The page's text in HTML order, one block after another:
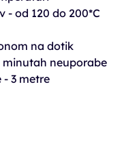
od 120 do 200*C
na dotik
neuporabe
3 metre